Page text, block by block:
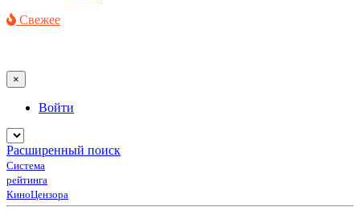
Свежее
×
Войти
Расширенный поиск
Система
рейтинга
КиноЦензора